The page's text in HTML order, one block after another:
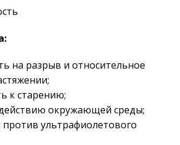
на разрыв и относительное
к старению;
окружающей среды;
против ультрафиолетового